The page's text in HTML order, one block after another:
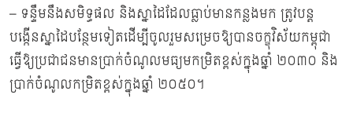
– ទន្ទឹមនឹងសមិទ្ធផល និងស្នាដៃដែលធ្លាប់មានកន្លងមក ត្រូវបន្ត
បង្កើនស្នាដៃបន្ថែមទៀតដើម្បីចូលរួមសម្រេចឱ្យបានចក្ខុវិស័យកម្ពុជា
ធ្វើឱ្យប្រជាជនមានប្រាក់ចំណូលមធ្យមកម្រិតខ្ពស់ក្នុងឆ្នាំ ២០៣០ និង
ប្រាក់ចំណូលកម្រិតខ្ពស់ក្នុងឆ្នាំ ២០៥០។